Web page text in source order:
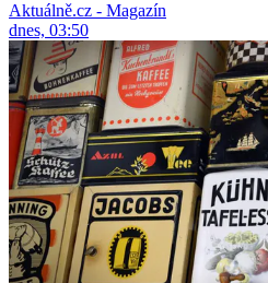
Aktuálně.cz - Magazín
dnes, 03:50